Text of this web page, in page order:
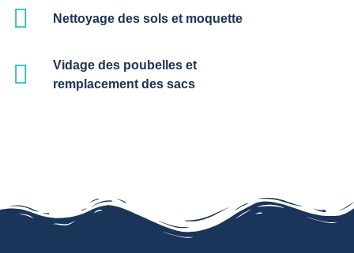
Nettoyage des sols et moquette
Vidage des poubelles et
remplacement des sacs